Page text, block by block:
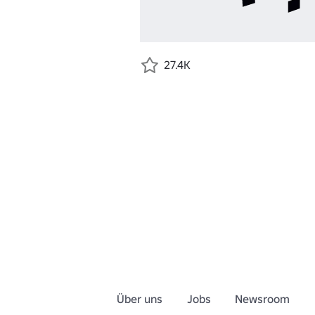
27.4K
Über uns Jobs Newsroom